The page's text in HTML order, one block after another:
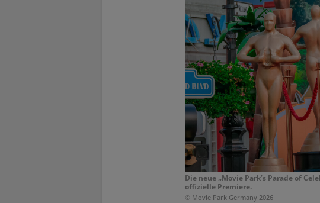
Die neue „Movie Park’s Parade of
offizielle Premiere.
© Movie Park Germany 2026